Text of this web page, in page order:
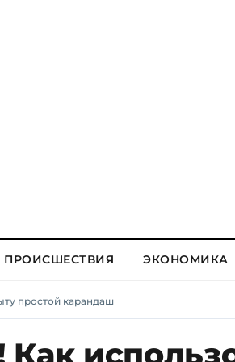
ПРОИСШЕСТВИЯ ЭКОНОМИКА
простой карандаш